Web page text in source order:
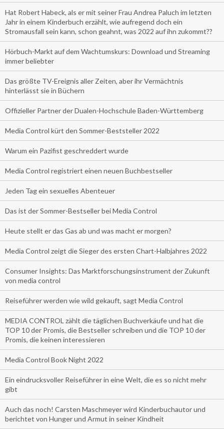
Hat Robert Habeck, als er mit seiner Frau Andrea Paluch im letzten
Jahr in einem Kinderbuch erzählt, wie aufregend doch ein
Stromausfall sein kann, schon geahnt, was 2022 auf ihn zukommt??
Hörbuch-Markt auf dem Wachtumskurs: Download und Streaming
immer beliebter
Das größte TV-Ereignis aller Zeiten, aber ihr Vermächtnis
hinterlässt sie in Büchern
Offizieller Partner der Dualen-Hochschule Baden-Württemberg
Media Control kürt den Sommer-Beststeller 2022
Warum ein Pazifist geschreddert wurde
Media Control registriert einen neuen Buchbestseller
Jeden Tag ein sexuelles Abenteuer
Das ist der Sommer-Bestseller bei Media Control
Heute stellt er das Gas ab und was macht er morgen?
Media Control zeigt die Sieger des ersten Chart-Halbjahres 2022
Consumer Insights: Das Marktforschungsinstrument der Zukunft
von media control
Reiseführer werden wie wild gekauft, sagt Media Control
MEDIA CONTROL zählt die täglichen Buchverkäufe und hat die
TOP 10 der Promis, die Bestseller schreiben und die TOP 10 der
Promis, die keinen interessieren
Media Control Book Night 2022
Ein eindrucksvoller Reiseführer in eine Welt, die es so nicht mehr
gibt
Auch das noch! Carsten Maschmeyer wird Kinderbuchautor und
berichtet von Hunger und Armut in seiner Kindheit